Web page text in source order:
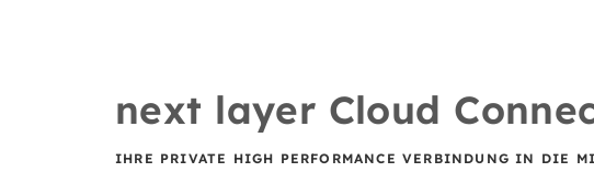
next layer Cloud
IHRE PRIVATE HIGH PERFORMANCE VERBINDUNG IN DIE